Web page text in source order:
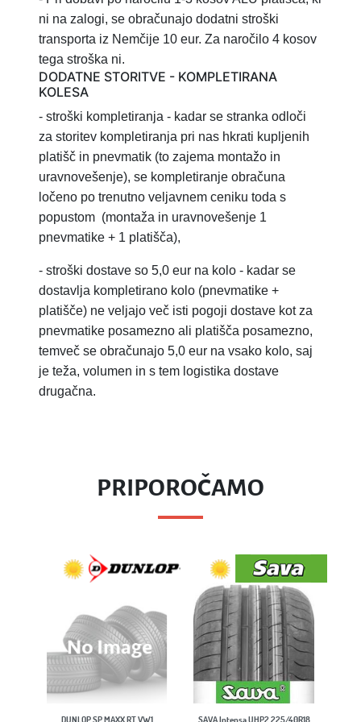
ni na zalogi, se obračunajo dodatni stroški
transporta iz Nemčije 10 eur. Za naročilo 4 kosov
tega stroška ni.
DODATNE STORITVE - KOMPLETIRANA
KOLESA
- stroški kompletiranja - kadar se stranka odloči
za storitev kompletiranja pri nas hkrati kupljenih
platišč in pnevmatik (to zajema montažo in
uravnovešenje), se kompletiranje obračuna
ločeno po trenutno veljavnem ceniku toda s
popustom (montaža in uravnovešenje 1
pnevmatike + 1 platišča),
- stroški dostave so 5,0 eur na kolo - kadar se
dostavlja kompletirano kolo (pnevmatike +
platišče) ne veljajo več isti pogoji dostave kot za
pnevmatike posamezno ali platišča posamezno,
temveč se obračunajo 5,0 eur na vsako kolo, saj
je teža, volumen in s tem logistika dostave
drugačna.
PRIPOROČAMO
DUNLOP SP MAXX RT VW1
SAVA Intensa UHP2 225/40R18
CONTINENTAL